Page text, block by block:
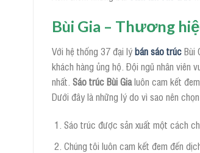
Bùi Gia – Thương
Với hệ thống 37 đại lýbán sáo trúcBùi
khách hàng ủng hộ. Đội ngũ nhân viên
nhất. Sáo trúc Bùi Gialuôn cam kết
Dưới đây là những lý do vì sao nên chọn
Sáo trúc được sản xuất một cách
Chúng tôi luôn cam kết đem đến